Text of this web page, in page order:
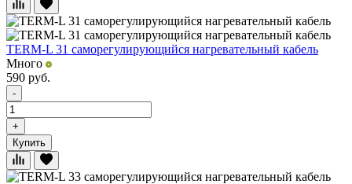
TERM-L 31 саморегулирующийся нагревательный кабель
Много
590 руб.
-
+
Купить